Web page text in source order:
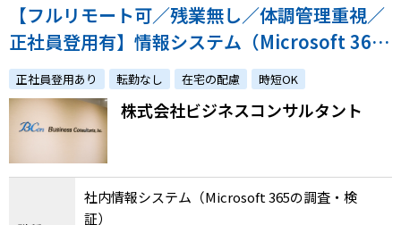
【フルリモート可／残業無し／体調管理重視／
正社員登用有】情報システム（Microsoft 365
の調査・検証）／体調への配慮やご家庭との両
立をしながら経験を活かしませんか？
正社員登用あり 転勤なし 在宅の配慮 時短OK
株式会社ビジネスコンサルタント
社内情報システム（Microsoft 365の調査・検
証）